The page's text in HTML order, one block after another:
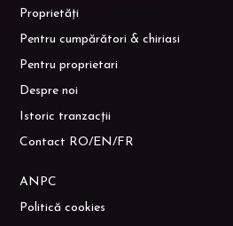
Proprietăți
Pentru cumpărători & chiriasi
Pentru proprietari
Despre noi
Istoric tranzacții
Contact RO/EN/FR
ANPC
Politică cookies